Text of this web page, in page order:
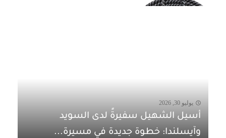
يوليو 30, 2026
أسيل الشهيل سفيرةً لدى السويد
وآيسلندا: خطوة جديدة في مسيرة...